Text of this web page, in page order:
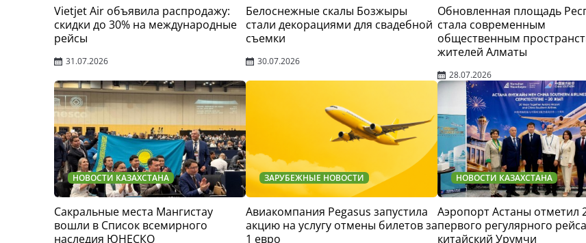
Vietjet Air объявила распродажу:
скидки до 30% на международные
рейсы
31.07.2026
Белоснежные скалы Бозжыры
стали декорациями для свадебной
съемки
30.07.2026
Обновленная площадь
стала современным
общественным
жителей Алматы
28.07.2026
НОВОСТИ КАЗАХСТАНА
Сакральные места Мангистау
вошли в Список всемирного
наследия ЮНЕСКО
ЗАРУБЕЖНЫЕ НОВОСТИ
Авиакомпания Pegasus запустила
акцию на услугу отмены билетов за
1 евро
НОВОСТИ КАЗАХСТАНА
Аэропорт Астаны отметил
первого регулярного
китайский Урумчи